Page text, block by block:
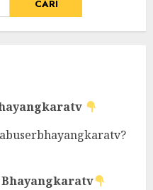
CARI
Bhayangkaratv